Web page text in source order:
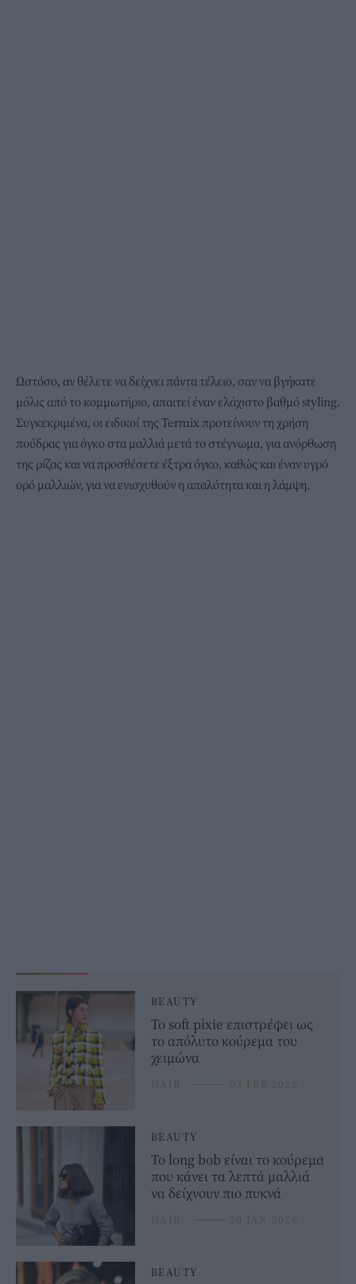
Ωστόσο, αν θέλετε να δείχνει πάντα τέλειο, σαν να βγήκατε
μόλις από το κομμωτήριο, απαιτεί έναν ελάχιστο βαθμό styling.
Συγκεκριμένα, οι ειδικοί της Termix προτείνουν τη χρήση
πούδρας για όγκο στα μαλλιά μετά το στέγνωμα, για ανόρθωση
της ρίζας και να προσθέσετε έξτρα όγκο, καθώς και έναν υγρό
ορό μαλλιών, για να ενισχυθούν η απαλότητα και η λάμψη.
BEAUTY
Το soft pixie επιστρέφει ως
το απόλυτο κούρεμα του
χειμώνα
HAIR ⸻ 03 FEB 2026
BEAUTY
Το long bob είναι το κούρεμα
που κάνει τα λεπτά μαλλιά
να δείχνουν πιο πυκνά
HAIR ⸻ 20 JAN 2026
BEAUTY